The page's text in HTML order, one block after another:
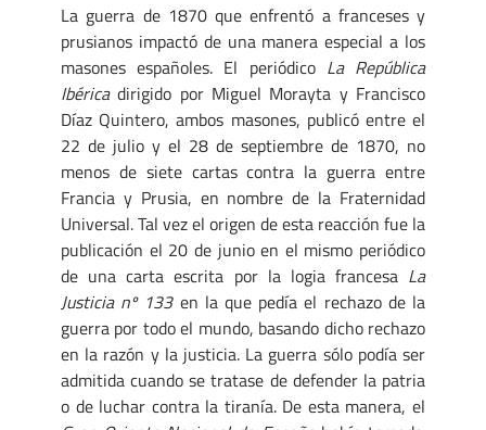
La guerra de 1870 que enfrentó a franceses y
prusianos impactó de una manera especial a los
masones españoles. El periódico La República
Ibéricadirigido por Miguel Morayta y Francisco
Díaz Quintero, ambos masones, publicó entre el
22 de julio y el 28 de septiembre de 1870, no
menos de siete cartas contra la guerra entre
Francia y Prusia, en nombre de la Fraternidad
Universal. Tal vez el origen de esta reacción fue la
publicación el 20 de junio en el mismo periódico
de una carta escrita por la logia francesa La
Justicia nº 133en la que pedía el rechazo de la
guerra por todo el mundo, basando dicho rechazo
en la razón y la justicia. La guerra sólo podía ser
admitida cuando se tratase de defender la patria
o de luchar contra la tiranía. De esta manera, el